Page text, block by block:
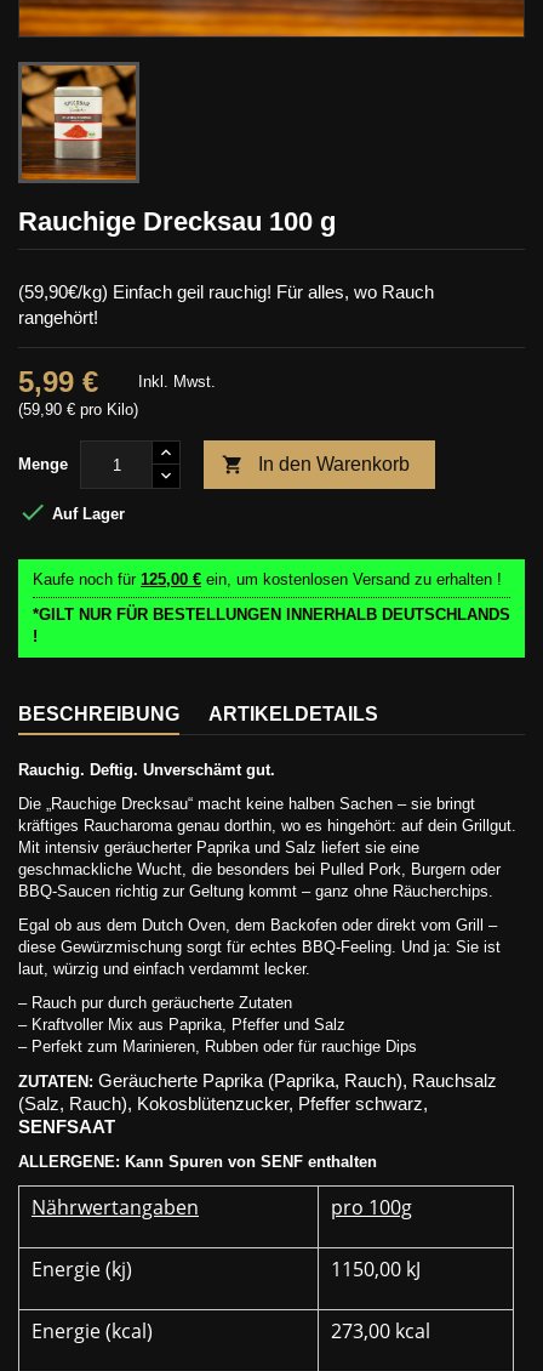
Rauchige Drecksau 100 g
(59,90€/kg) Einfach geil rauchig! Für alles, wo Rauch
rangehört!
5,99 €
(59,90 € pro Kilo)
Inkl. Mwst.
Menge  In den Warenkorb
 Auf Lager
Kaufe noch für 125,00 € ein, um kostenlosen Versand zu erhalten !
*GILT NUR FÜR BESTELLUNGEN INNERHALB DEUTSCHLANDS
!
BESCHREIBUNG ARTIKELDETAILS
Rauchig. Deftig. Unverschämt gut.
Die „Rauchige Drecksau“ macht keine halben Sachen – sie bringt
kräftiges Raucharoma genau dorthin, wo es hingehört: auf dein Grillgut.
Mit intensiv geräucherter Paprika und Salz liefert sie eine
geschmackliche Wucht, die besonders bei Pulled Pork, Burgern oder
BBQ-Saucen richtig zur Geltung kommt – ganz ohne Räucherchips.
Egal ob aus dem Dutch Oven, dem Backofen oder direkt vom Grill –
diese Gewürzmischung sorgt für echtes BBQ-Feeling. Und ja: Sie ist
laut, würzig und einfach verdammt lecker.
– Rauch pur durch geräucherte Zutaten
– Kraftvoller Mix aus Paprika, Pfeffer und Salz
– Perfekt zum Marinieren, Rubben oder für rauchige Dips
ZUTATEN: Geräucherte Paprika (Paprika, Rauch), Rauchsalz
(Salz, Rauch), Kokosblütenzucker, Pfeffer schwarz,
SENFSAAT
ALLERGENE: Kann Spuren von SENF enthalten
Nährwertangaben pro 100g
Energie (kj) 1150,00 kJ
Energie (kcal) 273,00 kcal